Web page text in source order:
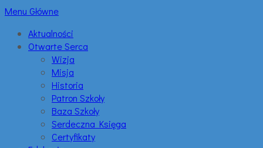
Menu Główne
Aktualności
Otwarte Serca
Wizja
Misja
Historia
Patron Szkoły
Baza Szkoły
Serdeczna Księga
Certyfikaty